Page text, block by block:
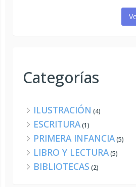
Categorías
ILUSTRACIÓN (4)
ESCRITURA(1)
PRIMERA INFANCIA(5)
LIBRO Y LECTURA(5)
BIBLIOTECAS (2)